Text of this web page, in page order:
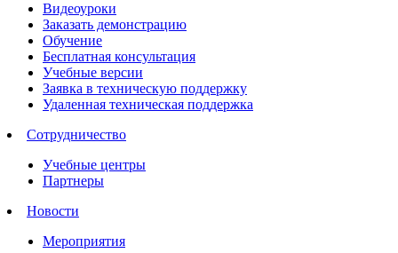
Видеоуроки
Заказать демонстрацию
Обучение
Бесплатная консультация
Учебные версии
Заявка в техническую поддержку
Удаленная техническая поддержка
Сотрудничество
Учебные центры
Партнеры
Новости
Мероприятия